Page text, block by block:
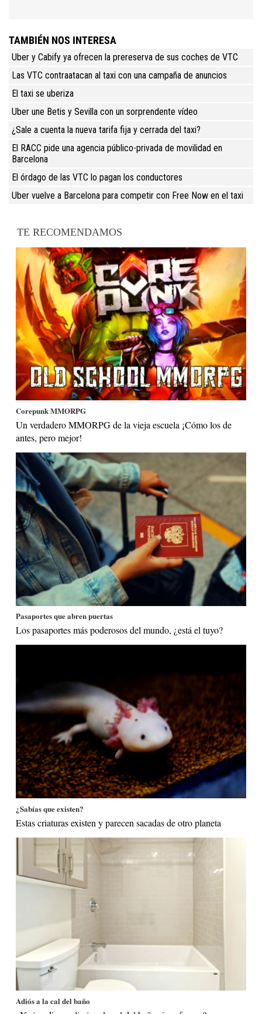
TAMBIÉN NOS INTERESA
Uber y Cabify ya ofrecen la prereserva de sus coches de VTC
Las VTC contraatacan al taxi con una campaña de anuncios
El taxi se uberiza
Uber une Betis y Sevilla con un sorprendente vídeo
¿Sale a cuenta la nueva tarifa fija y cerrada del taxi?
El RACC pide una agencia público-privada de movilidad en
Barcelona
El órdago de las VTC lo pagan los conductores
Uber vuelve a Barcelona para competir con Free Now en el taxi
TE RECOMENDAMOS
Corepunk MMORPG
Un verdadero MMORPG de la vieja escuela ¡Cómo los de
antes, pero mejor!
Pasaportes que abren puertas
Los pasaportes más poderosos del mundo, ¿está el tuyo?
¿Sabías que existen?
Estas criaturas existen y parecen sacadas de otro planeta
Adiós a la cal del baño